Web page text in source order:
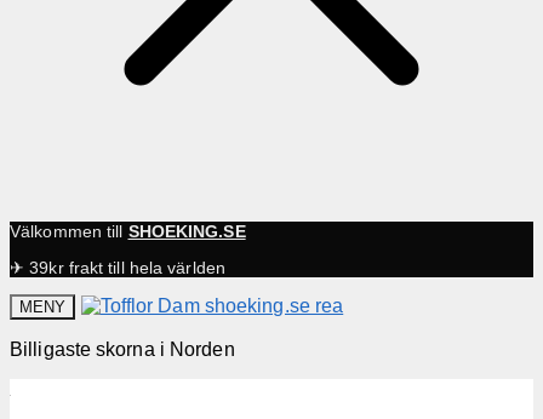
Välkommen till SHOEKING.SE
✈ 39kr frakt till hela världen
MENY
Billigaste skorna i Norden